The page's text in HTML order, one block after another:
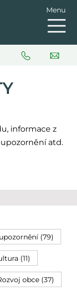
Menu
informace z
atd.
(79)
(11)
obce (37)